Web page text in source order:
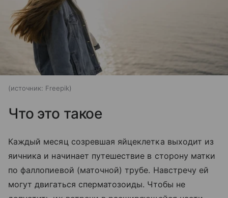
источник: Freepik
Что это такое
Каждый месяц созревшая яйцеклетка выходит из
яичника и начинает путешествие в сторону матки
по фаллопиевой (маточной) трубе. Навстречу ей
могут двигаться сперматозоиды. Чтобы не